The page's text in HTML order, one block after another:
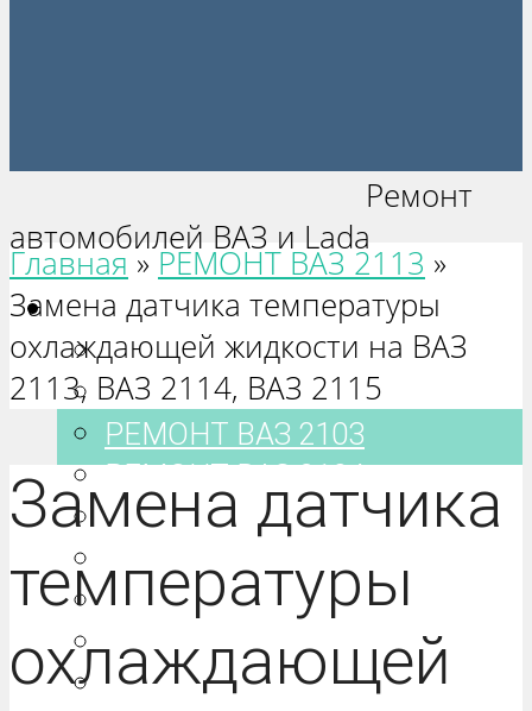
Ремонт
автомобилей ВАЗ и Lada
Ваз 2101-2115
РЕМОНТ ВАЗ 2101
РЕМОНТ ВАЗ 2102
РЕМОНТ ВАЗ 2103
РЕМОНТ ВАЗ 2104
РЕМОНТ ВАЗ 2105
РЕМОНТ ВАЗ 2107
РЕМОНТ ВАЗ 2108
РЕМОНТ ВАЗ 2109
Главная » РЕМОНТ ВАЗ 2113 »
Замена датчика температуры
охлаждающей жидкости на ВАЗ
2113, ВАЗ 2114, ВАЗ 2115
Замена датчика
температуры
охлаждающей